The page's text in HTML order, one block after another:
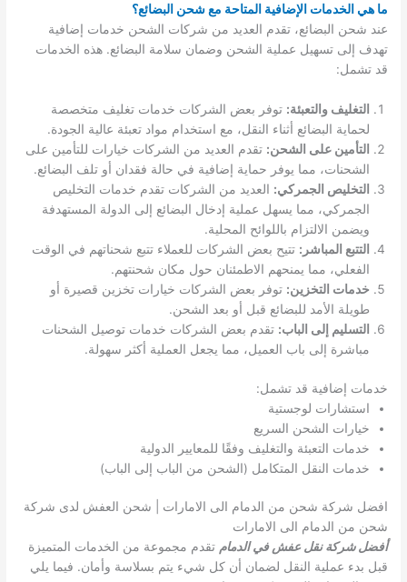
ما هي الخدمات الإضافية المتاحة مع شحن البضائع؟
عند شحن البضائع، تقدم العديد من شركات الشحن خدمات إضافية
تهدف إلى تسهيل عملية الشحن وضمان سلامة البضائع. هذه الخدمات
قد تشمل:
التغليف والتعبئة: توفر بعض الشركات خدمات تغليف متخصصة
لحماية البضائع أثناء النقل، مع استخدام مواد تعبئة عالية الجودة.
التأمين على الشحن: تقدم العديد من الشركات خيارات للتأمين على
الشحنات، مما يوفر حماية إضافية في حالة فقدان أو تلف البضائع.
التخليص الجمركي: العديد من الشركات تقدم خدمات التخليص
الجمركي، مما يسهل عملية إدخال البضائع إلى الدولة المستهدفة
ويضمن الالتزام باللوائح المحلية.
التتبع المباشر: تتيح بعض الشركات للعملاء تتبع شحناتهم في الوقت
الفعلي، مما يمنحهم الاطمئنان حول مكان شحنتهم.
خدمات التخزين: توفر بعض الشركات خيارات تخزين قصيرة أو
طويلة الأمد للبضائع قبل أو بعد الشحن.
التسليم إلى الباب: تقدم بعض الشركات خدمات توصيل الشحنات
مباشرة إلى باب العميل، مما يجعل العملية أكثر سهولة.
خدمات إضافية قد تشمل:
استشارات لوجستية
خيارات الشحن السريع
خدمات التعبئة والتغليف وفقًا للمعايير الدولية
خدمات النقل المتكامل (الشحن من الباب إلى الباب)
افضل شركة شحن من الدمام الى الامارات | شحن العفش لدى شركة
شحن من الدمام الى الامارات
أفضل شركة نقل عفش في الدمام تقدم مجموعة من الخدمات المتميزة
قبل بدء عملية النقل لضمان أن كل شيء يتم بسلاسة وأمان. فيما يلي